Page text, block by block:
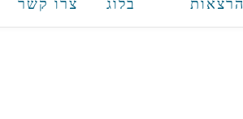
הרצאות בלוג צרו קשר